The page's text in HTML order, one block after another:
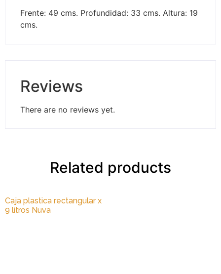
Frente: 49 cms. Profundidad: 33 cms. Altura: 19
cms.
Reviews
There are no reviews yet.
Related products
Caja plastica rectangular x
9 litros Nuva